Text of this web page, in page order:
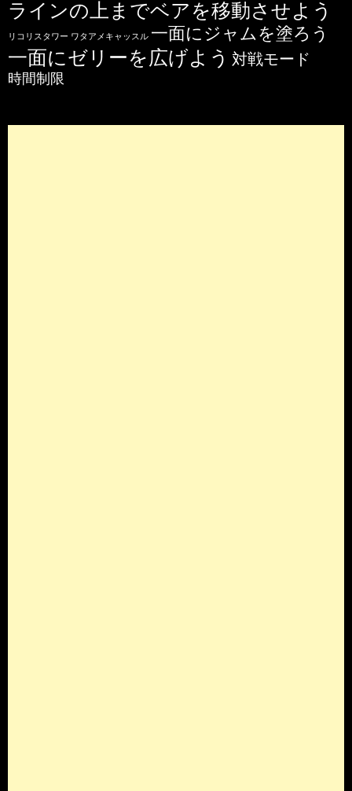
ラインの上までベアを移動させよう
リコリスタワー ワタアメキャッスル 一面にジャムを塗ろう
一面にゼリーを広げよう 対戦モード
時間制限